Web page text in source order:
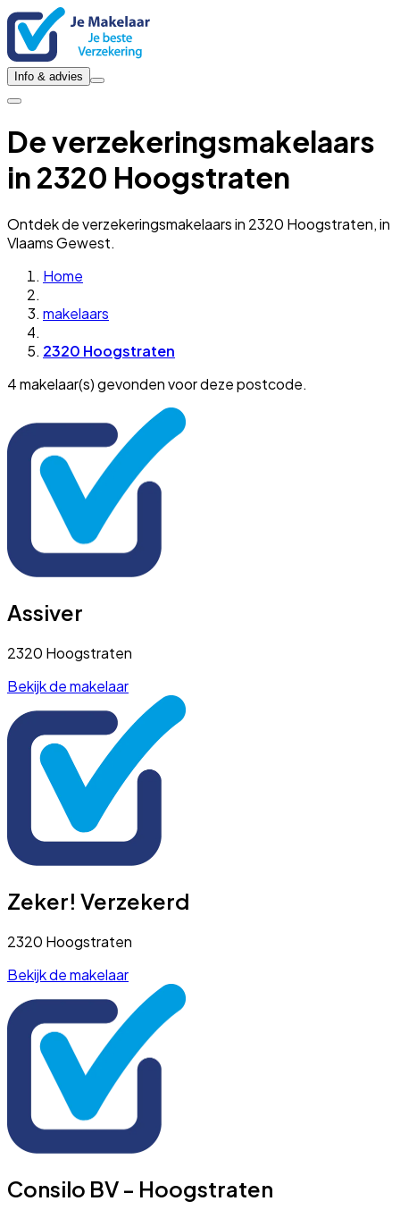
Info & advies
De verzekeringsmakelaars
in 2320 Hoogstraten
Ontdek de verzekeringsmakelaars in 2320 Hoogstraten, in
Vlaams Gewest.
Home
makelaars
2320 Hoogstraten
4 makelaar(s) gevonden voor deze postcode.
Assiver
2320 Hoogstraten
Bekijk de makelaar
Zeker! Verzekerd
2320 Hoogstraten
Bekijk de makelaar
Consilo BV - Hoogstraten